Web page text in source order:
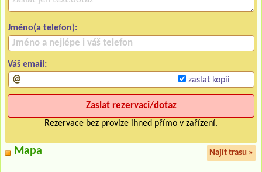
Jméno(a telefon):
Váš email:
zaslat kopii
Rezervace bez provize ihned přímo v zařízení.
Mapa Najít trasu »